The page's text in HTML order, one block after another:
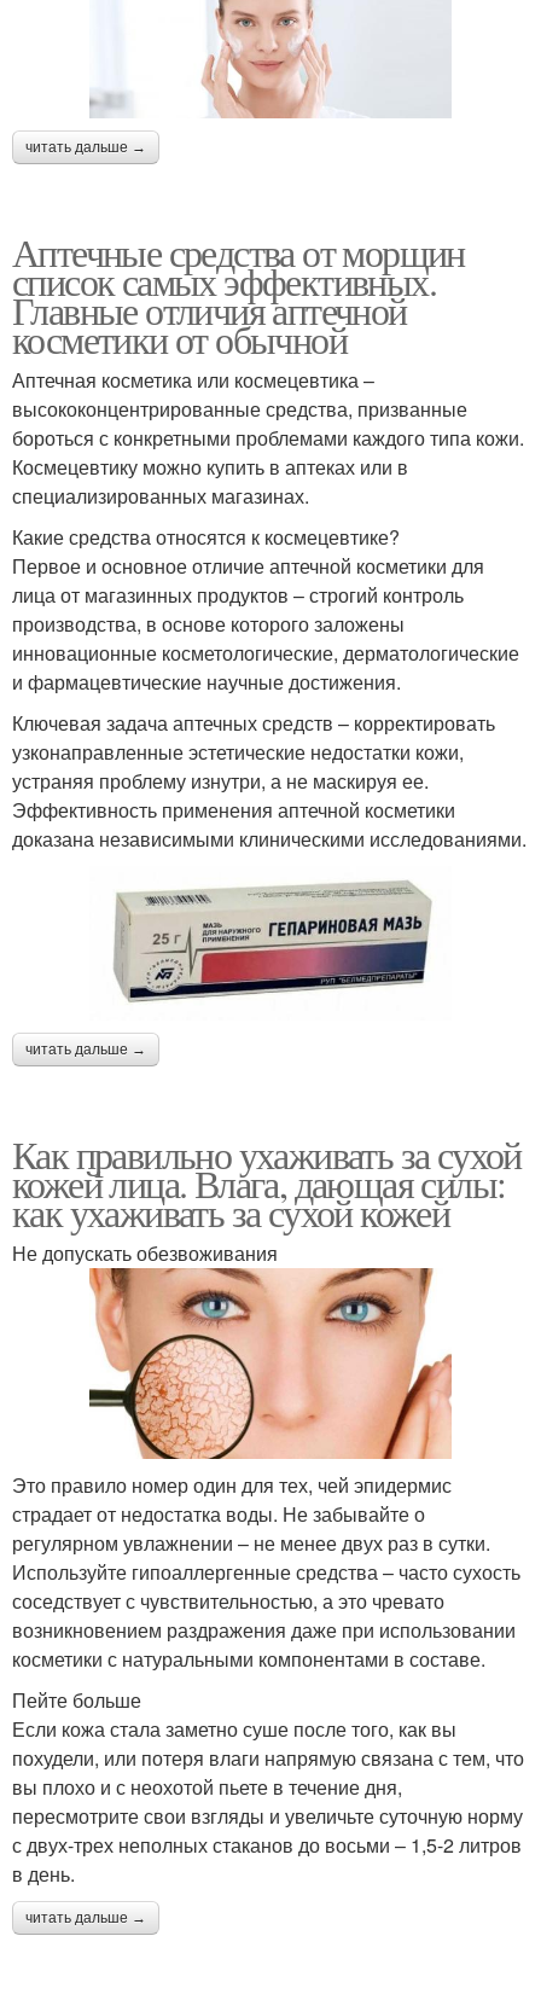
читать дальше →
Аптечные средства от морщин
список самых эффективных.
Главные отличия аптечной
косметики от обычной
Аптечная косметика или космецевтика –
высококонцентрированные средства, призванные
бороться с конкретными проблемами каждого типа кожи.
Космецевтику можно купить в аптеках или в
специализированных магазинах.
Какие средства относятся к космецевтике?
Первое и основное отличие аптечной косметики для
лица от магазинных продуктов – строгий контроль
производства, в основе которого заложены
инновационные косметологические, дерматологические
и фармацевтические научные достижения.
Ключевая задача аптечных средств – корректировать
узконаправленные эстетические недостатки кожи,
устраняя проблему изнутри, а не маскируя ее.
Эффективность применения аптечной косметики
доказана независимыми клиническими исследованиями.
читать дальше →
Как правильно ухаживать за сухой
кожей лица. Влага, дающая силы:
как ухаживать за сухой кожей
Не допускать обезвоживания
Это правило номер один для тех, чей эпидермис
страдает от недостатка воды. Не забывайте о
регулярном увлажнении – не менее двух раз в сутки.
Используйте гипоаллергенные средства – часто сухость
соседствует с чувствительностью, а это чревато
возникновением раздражения даже при использовании
косметики с натуральными компонентами в составе.
Пейте больше
Если кожа стала заметно суше после того, как вы
похудели, или потеря влаги напрямую связана с тем, что
вы плохо и с неохотой пьете в течение дня,
пересмотрите свои взгляды и увеличьте суточную норму
с двух-трех неполных стаканов до восьми – 1,5-2 литров
в день.
читать дальше →